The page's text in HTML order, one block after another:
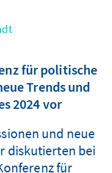
für politische
Trends und
2024 vor
und neue
diskutierten bei
für